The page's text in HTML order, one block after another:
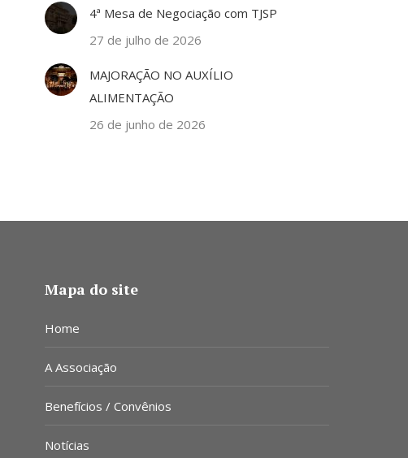
4ª Mesa de Negociação com TJSP
27 de julho de 2026
MAJORAÇÃO NO AUXÍLIO
ALIMENTAÇÃO
26 de junho de 2026
Mapa do site
Home
A Associação
Benefícios / Convênios
Notícias